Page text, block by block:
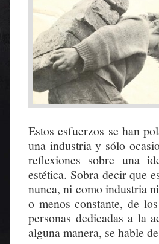
Estos esfuerzos se han
una industria y sólo
reflexiones sobre una
estética. Sobra decir que
nunca, ni como industria
o menos constante, de
personas dedicadas a la
alguna manera, se hable